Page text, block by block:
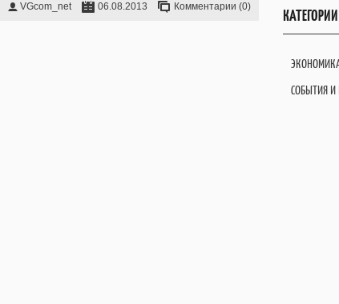
VGcom_net 06.08.2013 Комментарии (0)
СОБЫТИЯ И